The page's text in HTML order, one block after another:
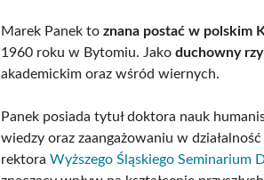
Marek Panek toznana postać w polskim
1960 roku w Bytomiu. Jakoduchowny
akademickim oraz wśród wiernych.
Panek posiada tytuł doktora nauk
wiedzy oraz zaangażowaniu w
rektoraWyższego Śląskiego Seminarium